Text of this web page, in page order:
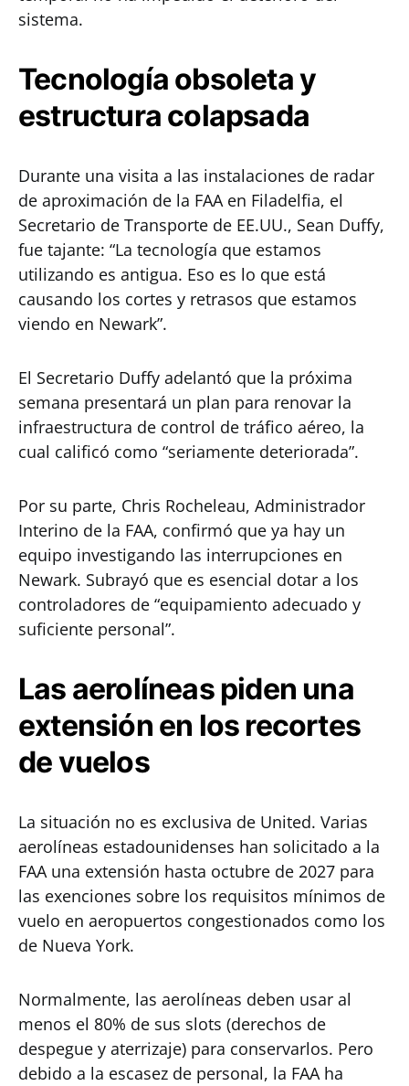
sistema.
Tecnología obsoleta y
estructura colapsada
Durante una visita a las instalaciones de radar
de aproximación de la FAA en Filadelfia, el
Secretario de Transporte de EE.UU., Sean Duffy,
fue tajante: “La tecnología que estamos
utilizando es antigua. Eso es lo que está
causando los cortes y retrasos que estamos
viendo en Newark”.
El Secretario Duffy adelantó que la próxima
semana presentará un plan para renovar la
infraestructura de control de tráfico aéreo, la
cual calificó como “seriamente deteriorada”.
Por su parte, Chris Rocheleau, Administrador
Interino de la FAA, confirmó que ya hay un
equipo investigando las interrupciones en
Newark. Subrayó que es esencial dotar a los
controladores de “equipamiento adecuado y
suficiente personal”.
Las aerolíneas piden una
extensión en los recortes
de vuelos
La situación no es exclusiva de United. Varias
aerolíneas estadounidenses han solicitado a la
FAA una extensión hasta octubre de 2027 para
las exenciones sobre los requisitos mínimos de
vuelo en aeropuertos congestionados como los
de Nueva York.
Normalmente, las aerolíneas deben usar al
menos el 80% de sus slots (derechos de
despegue y aterrizaje) para conservarlos. Pero
debido a la escasez de personal, la FAA ha